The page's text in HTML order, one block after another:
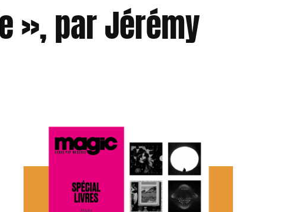
», par Jérémy